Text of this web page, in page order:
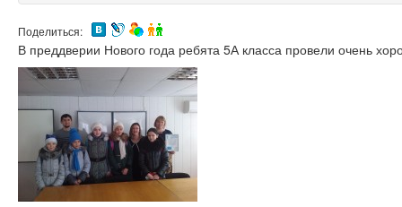
Поделиться:
В преддверии Нового года ребята 5А класса провели очень